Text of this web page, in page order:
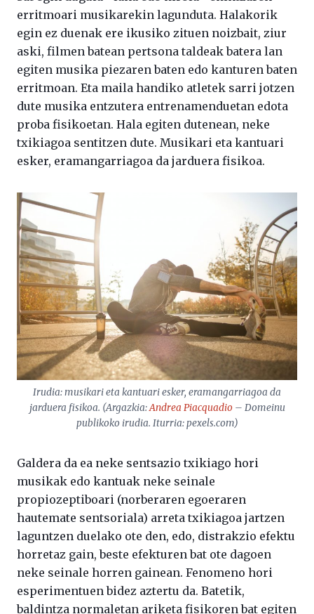
erritmoari musikarekin lagunduta. Halakorik
egin ez duenak ere ikusiko zituen noizbait, ziur
aski, filmen batean pertsona taldeak batera lan
egiten musika piezaren baten edo kanturen baten
erritmoan. Eta maila handiko atletek sarri jotzen
dute musika entzutera entrenamenduetan edota
proba fisikoetan. Hala egiten dutenean, neke
txikiagoa sentitzen dute. Musikari eta kantuari
esker, eramangarriagoa da jarduera fisikoa.
Irudia: musikari eta kantuari esker, eramangarriagoa da
jarduera fisikoa. (Argazkia:Andrea Piacquadio– Domeinu
publikoko irudia. Iturria: pexels.com)
Galdera da ea neke sentsazio txikiago hori
musikak edo kantuak neke seinale
propiozeptiboari (norberaren egoeraren
hautemate sentsoriala) arreta txikiagoa jartzen
laguntzen duelako ote den, edo, distrakzio efektu
horretaz gain, beste efekturen bat ote dagoen
neke seinale horren gainean. Fenomeno hori
esperimentuen bidez aztertu da. Batetik,
baldintza normaletan ariketa fisikoren bat egiten